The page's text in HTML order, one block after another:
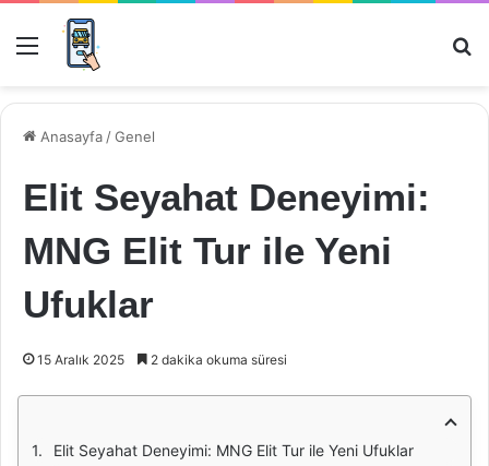
Menü
Anasayfa /Genel
Elit Seyahat Deneyimi:
MNG Elit Tur ile Yeni
Ufuklar
15 Aralık 2025 2 dakika okuma süresi
Elit Seyahat Deneyimi: MNG Elit Tur ile Yeni Ufuklar